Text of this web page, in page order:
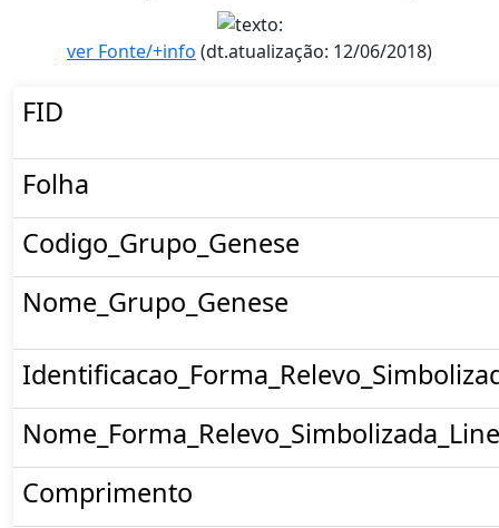
ver Fonte/+info (dt.atualização: 12/06/2018)
FID
Folha
Codigo_Grupo_Genese
Nome_Grupo_Genese
Comprimento